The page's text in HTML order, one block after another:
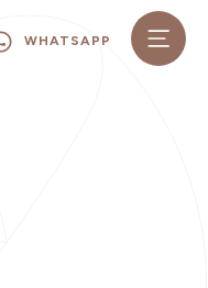
WHATSAPP